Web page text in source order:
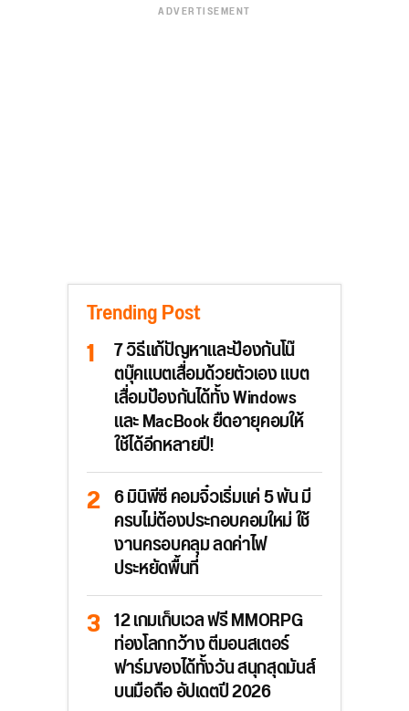
ADVERTISEMENT
Trending Post
7 วิธีแก้ปัญหาและป้องกันโน๊
ตบุ๊คแบตเสื่อมด้วยตัวเอง แบต
เสื่อมป้องกันได้ทั้ง Windows
และ MacBook ยืดอายุคอมให้
ใช้ได้อีกหลายปี!
6 มินิพีซี คอมจิ๋วเริ่มแค่ 5 พัน มี
ครบไม่ต้องประกอบคอมใหม่ ใช้
งานครอบคลุม ลดค่าไฟ
ประหยัดพื้นที่
12 เกมเก็บเวล ฟรี MMORPG
ท่องโลกกว้าง ตีมอนสเตอร์
ฟาร์มของได้ทั้งวัน สนุกสุดมันส์
บนมือถือ อัปเดตปี 2026